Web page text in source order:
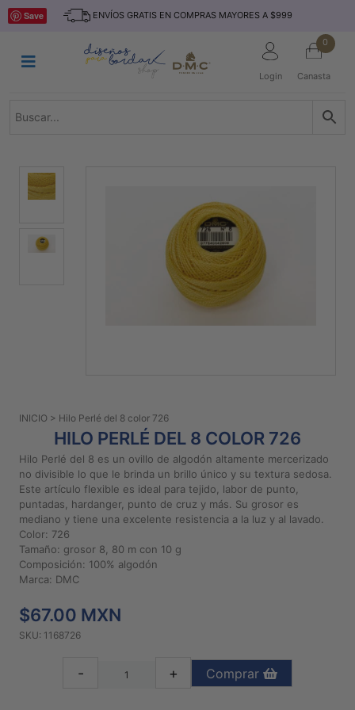
Saltar
ENVÍOS GRATIS EN COMPRAS MAYORES A $999
Login
0
Canasta
INICIO
TEJIDO
TELAS
MARCAS
Preguntas
frecuentes
Aviso De
Privacidad
Políticas
Compra
2026
Save
INICIO > Hilo Perlé del 8 color 726
HILO PERLÉ DEL 8 COLOR 726
Hilo Perlé del 8 es un ovillo de algodón altamente mercerizado
no divisible lo que le brinda un brillo único y su textura sedosa.
Este artículo flexible es ideal para tejido, labor de punto,
puntadas, hardanger, punto de cruz y más. Su grosor es
mediano y tiene una excelente resistencia a la luz y al lavado.
Color: 726
Tamaño: grosor 8, 80 m con 10 g
Composición: 100% algodón
Marca: DMC
$67.00 MXN
SKU: 1168726
- + Comprar